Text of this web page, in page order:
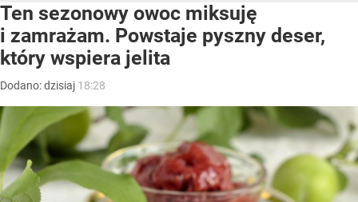
Ten sezonowy owoc miksuję
i zamrażam. Powstaje pyszny deser,
który wspiera jelita
Dodano:dzisiaj 18:28